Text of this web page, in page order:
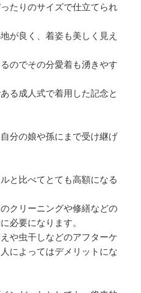
たりのサイズで仕立てられ
が良く、着姿も美しく見え
のでその分愛着も湧きやす
る成人式で着用した記念と
分の娘や孫にまで受け継げ
と比べてとても高額になる
クリーニングや修繕などの
必要になります。
や虫干しなどのアフターケ
によってはデメリットにな